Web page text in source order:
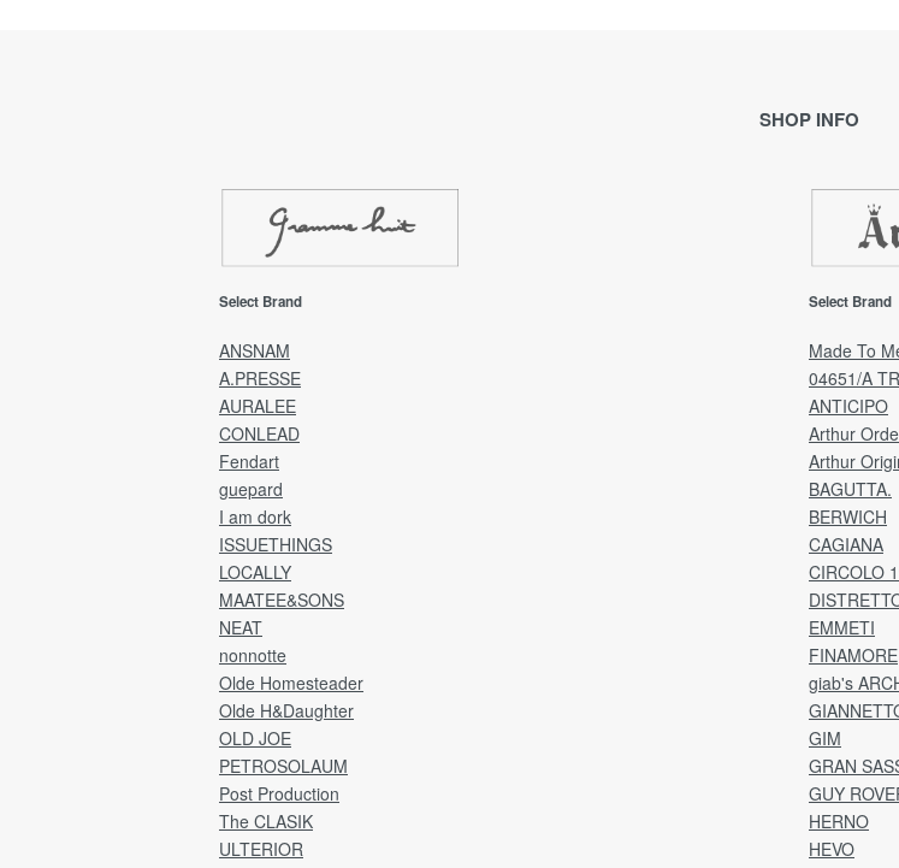
ご迷惑をおかけしますが、何卒ご理解賜ります
ようお願い申し上げます。
EMS(Overseas shipping)
送方法です。
発送完了後、カード決済金額に送料を追加した
金額にて、ご請求させていただきます。
※送料は全商品発生し「宛先国・サイズ・重量」
によって異なります。
Delivery will be by EMS and payment will be by
credit card.
After the product has been shipped,
you will be charged the product price plus
shipping costs.
[Returns and refunds]
We cannot accept returns, exchanges, or
refunds after the product has been shipped.
→ Japan Post Website
品・交換は承ることができません。
返品・交換をご希望の場合「ご注
以内にご連絡をお願いいたします。
(ご予約品は「商品受取日」から7日
※弊社理由による発送遅れの場合は
日」より7日間が期限となります。
日時指定により、受取日を延長さ
「ご注文日」より7日間が期限のた
指定日によっては、不良品の場合で
換が不可となっております。
ご理解のうえ、ご選択くださいます
※なお、過度に返品・交換が多いお
こちらの判断で次回からのご注文を
ていただくことがございます。
弊社より返送先の住所をご連絡いた
メールをご確認のうえ、2日以内に
※ご事情により期限以内に返送手続
合は、ご連絡をお願いいたします。
SHOP INFO
Select Brand
ANSNAM
A.PRESSE
AURALEE
CONLEAD
Fendart
guepard
I am dork
ISSUETHINGS
LOCALLY
MAATEE&SONS
NEAT
nonnotte
Olde Homesteader
Olde H&Daughter
OLD JOE
PETROSOLAUM
Post Production
The CLASIK
ULTERIOR
Select Brand
Made To
04651/A
ANTICIPO
Arthur
Arthur
BAGUTTA.
BERWICH
CAGIANA
CIRCOLO
EMMETI
FINAMORE
giab's
GIM
GRAN
GUY
HERNO
HEVO